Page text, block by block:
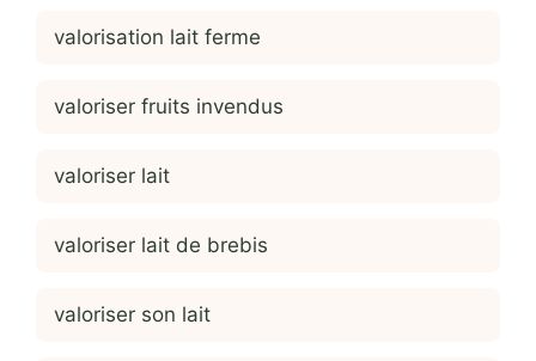
valorisation lait ferme
valoriser fruits invendus
valoriser lait
valoriser lait de brebis
valoriser son lait